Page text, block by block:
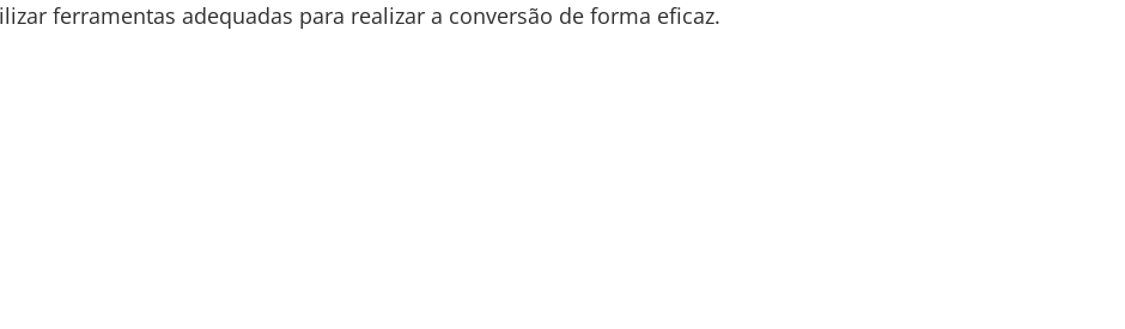
ferramentas adequadas para realizar a conversão de forma eficaz.